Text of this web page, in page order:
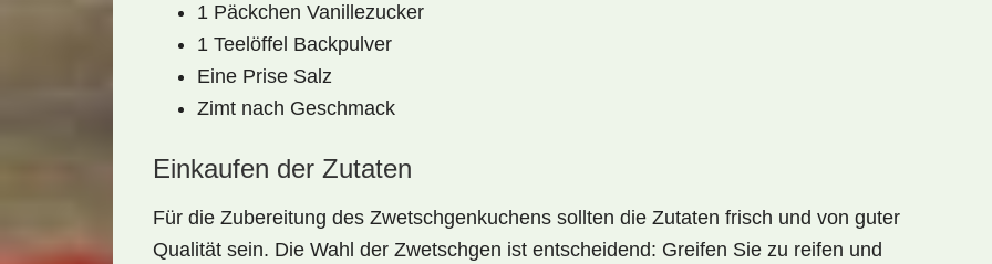
1 Päckchen Vanillezucker
1 Teelöffel Backpulver
Eine Prise Salz
Zimt nach Geschmack
Einkaufen der Zutaten
Für die Zubereitung des Zwetschgenkuchens sollten die Zutaten frisch und von guter
Qualität sein. Die Wahl der Zwetschgen ist entscheidend: Greifen Sie zu reifen und